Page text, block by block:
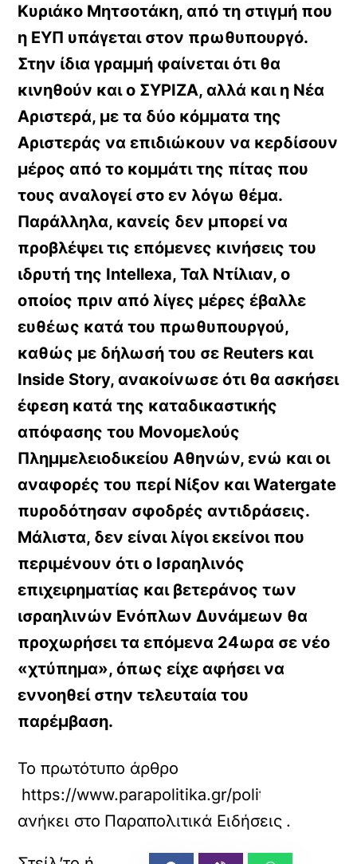
Κυριάκο Μητσοτάκη, από τη στιγμή που
η ΕΥΠ υπάγεται στον πρωθυπουργό.
Στην ίδια γραμμή φαίνεται ότι θα
κινηθούν και ο ΣΥΡΙΖΑ, αλλά και η Νέα
Αριστερά, με τα δύο κόμματα της
Αριστεράς να επιδιώκουν να κερδίσουν
μέρος από το κομμάτι της πίτας που
τους αναλογεί στο εν λόγω θέμα.
Παράλληλα, κανείς δεν μπορεί να
προβλέψει τις επόμενες κινήσεις του
ιδρυτή της Intellexa, Ταλ Ντίλιαν, ο
οποίος πριν από λίγες μέρες έβαλλε
ευθέως κατά του πρωθυπουργού,
καθώς με δήλωσή του σε Reuters και
Inside Story, ανακοίνωσε ότι θα ασκήσει
έφεση κατά της καταδικαστικής
απόφασης του Μονομελούς
Πλημμελειοδικείου Αθηνών, ενώ και οι
αναφορές του περί Νίξον και Watergate
πυροδότησαν σφοδρές αντιδράσεις.
Μάλιστα, δεν είναι λίγοι εκείνοι που
περιμένουν ότι ο Ισραηλινός
επιχειρηματίας και βετεράνος των
ισραηλινών Ενόπλων Δυνάμεων θα
προχωρήσει τα επόμενα 24ωρα σε νέο
«χτύπημα», όπως είχε αφήσει να
εννοηθεί στην τελευταία του
παρέμβαση.
Το πρωτότυπο άρθρο
https://www.parapolitika.gr/politiki/article/
ανήκει στο Παραπολιτικά Ειδήσεις .